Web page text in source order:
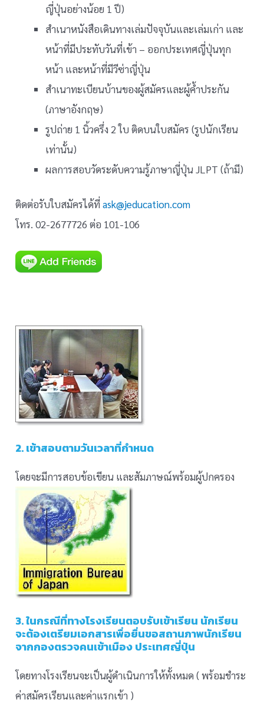
ญี่ปุ่นอย่างน้อย 1 ปี)
สำเนาหนังสือเดินทางเล่มปัจจุบันและเล่มเก่า และ
หน้าที่มีประทับวันที่เข้า – ออกประเทศญี่ปุ่นทุก
หน้า และหน้าที่มีวีซ่าญี่ปุ่น
สำเนาทะเบียนบ้านของผู้สมัครและผู้ค้ำประกัน
(ภาษาอังกฤษ)
รูปถ่าย 1 นิ้วครึ่ง 2 ใบ ติดบนใบสมัคร (รูปนักเรียน
เท่านั้น)
ผลการสอบวัดระดับความรู้ภาษาญี่ปุ่น JLPT (ถ้ามี)
ติดต่อรับใบสมัครได้ที่ask@jeducation.com
โทร. 02-2677726 ต่อ 101-106
2. เข้าสอบตามวันเวลาที่กำหนด
โดยจะมีการสอบข้อเขียน และสัมภาษณ์พร้อมผู้ปกครอง
3. ในกรณีที่ทางโรงเรียนตอบรับเข้าเรียน นักเรียน
จะต้องเตรียมเอกสารเพื่อยื่นขอสถานภาพนักเรียน
จากกองตรวจคนเข้าเมือง ประเทศญี่ปุ่น
โดยทางโรงเรียนจะเป็นผู้ดำเนินการให้ทั้งหมด ( พร้อมชำระ
ค่าสมัครเรียนและค่าแรกเข้า )